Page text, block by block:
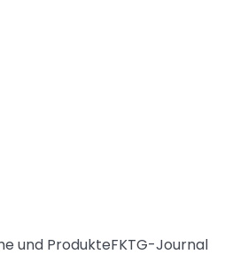
und ProdukteFKTG-Journal